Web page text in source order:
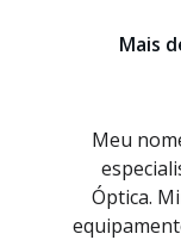
Mais
Meu
Óptica.